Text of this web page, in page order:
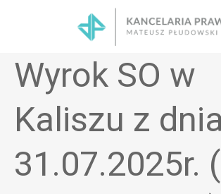
Wyrok SO w
Kaliszu z
31.07.2025r.